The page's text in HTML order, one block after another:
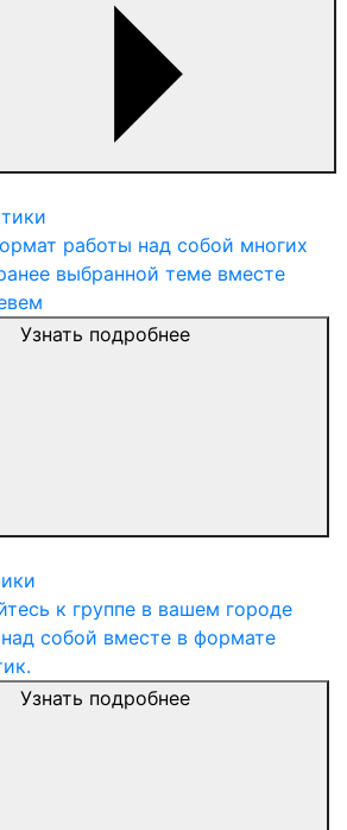
работы над собой многих
выбранной теме вместе
Узнать подробнее
к группе в вашем городе
собой вместе в формате
Узнать подробнее